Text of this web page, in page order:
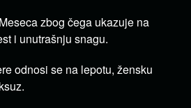
zbog čega ukazuje na
i unutrašnju snagu.
odnosi se na lepotu, žensku